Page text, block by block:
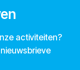
activiteiten?